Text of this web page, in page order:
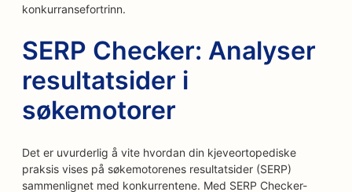
konkurransefortrinn.
SERP Checker: Analyser
resultatsider i
søkemotorer
Det er uvurderlig å vite hvordan din kjeveortopediske
praksis vises på søkemotorenes resultatsider (SERP)
sammenlignet med konkurrentene. Med SERP Checker-